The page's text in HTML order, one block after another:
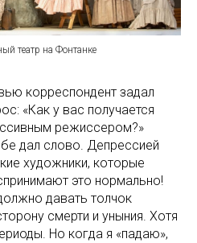
театр на Фонтанке
корреспондент задал
«Как у вас получается
режиссером?»
дал слово. Депрессией
художники, которые
это нормально!
давать толчок
смерти и уныния. Хотя
Но когда я «падаю»,